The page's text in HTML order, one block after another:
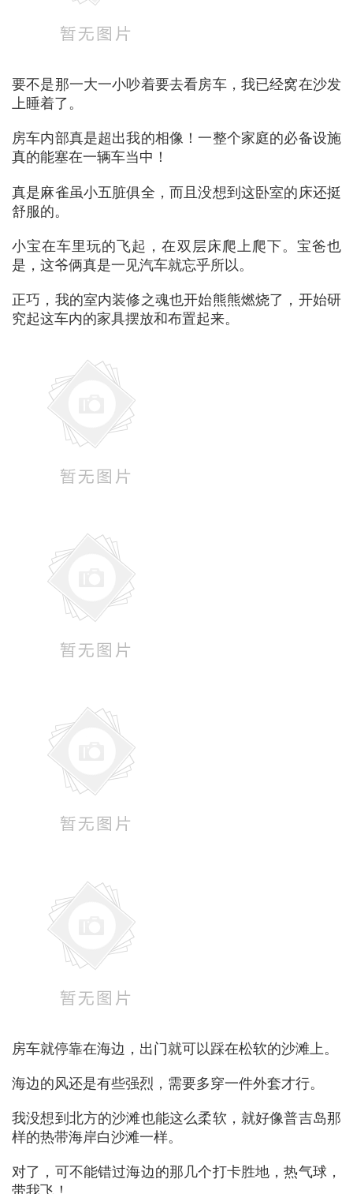
要不是那一大一小吵着要去看房车，我已经窝在沙发
上睡着了。
房车内部真是超出我的相像！一整个家庭的必备设施
真的能塞在一辆车当中！
真是麻雀虽小五脏俱全，而且没想到这卧室的床还挺
舒服的。
小宝在车里玩的飞起，在双层床爬上爬下。宝爸也
是，这爷俩真是一见汽车就忘乎所以。
正巧，我的室内装修之魂也开始熊熊燃烧了，开始研
究起这车内的家具摆放和布置起来。
房车就停靠在海边，出门就可以踩在松软的沙滩上。
海边的风还是有些强烈，需要多穿一件外套才行。
我没想到北方的沙滩也能这么柔软，就好像普吉岛那
样的热带海岸白沙滩一样。
对了，可不能错过海边的那几个打卡胜地，热气球，